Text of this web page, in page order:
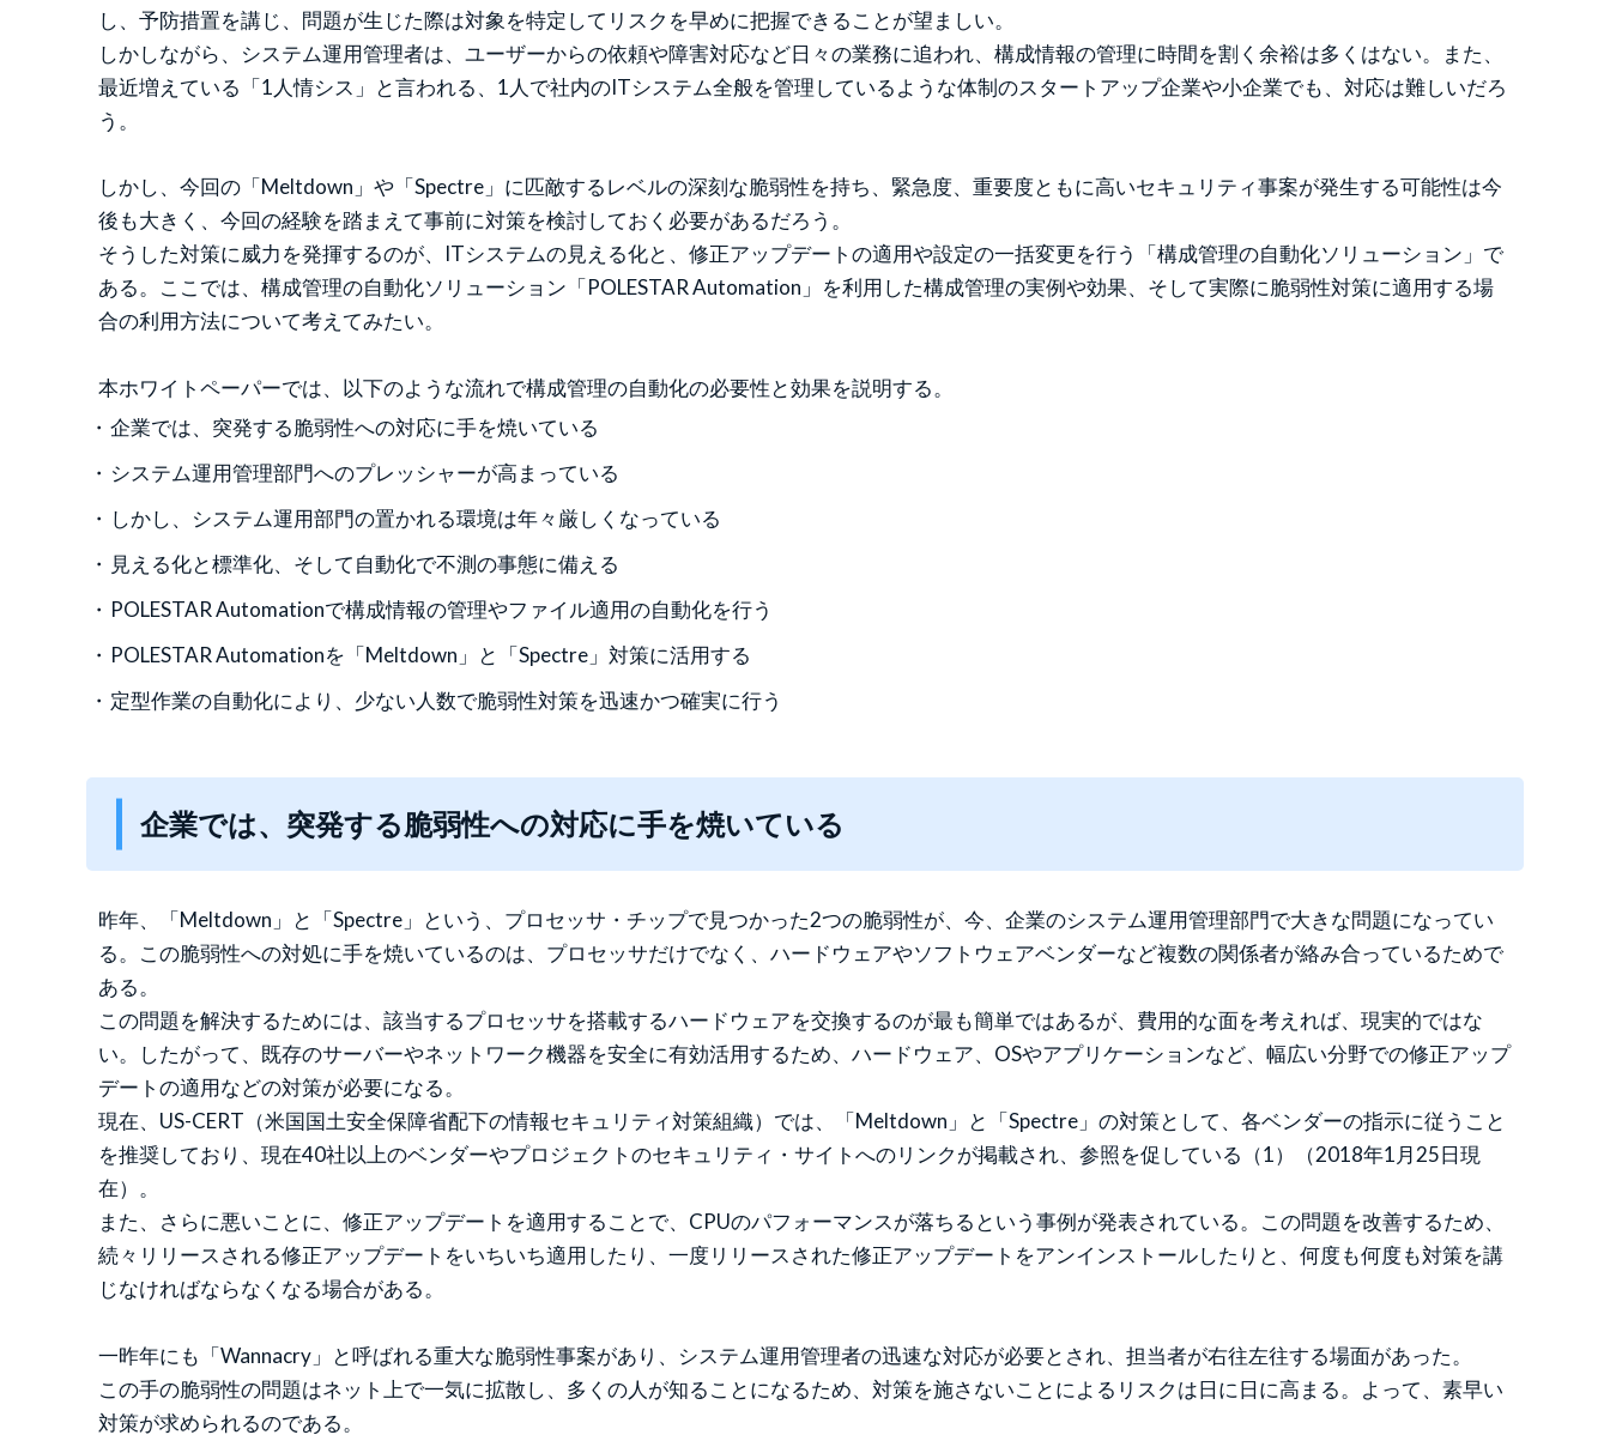
し、予防措置を講じ、問題が生じた際は対象を特定してリスクを早めに把握できることが望ましい。
しかしながら、システム運用管理者は、ユーザーからの依頼や障害対応など日々の業務に追われ、構成情報の管理に時間を割く余裕は多くはない。また、
最近増えている「1人情シス」と言われる、1人で社内のITシステム全般を管理しているような体制のスタートアップ企業や小企業でも、対応は難しいだろ
う。
しかし、今回の「Meltdown」や「Spectre」に匹敵するレベルの深刻な脆弱性を持ち、緊急度、重要度ともに高いセキュリティ事案が発生する可能性は今
後も大きく、今回の経験を踏まえて事前に対策を検討しておく必要があるだろう。
そうした対策に威力を発揮するのが、ITシステムの見える化と、修正アップデートの適用や設定の一括変更を行う「構成管理の自動化ソリューション」で
ある。ここでは、構成管理の自動化ソリューション「POLESTAR Automation」を利用した構成管理の実例や効果、そして実際に脆弱性対策に適用する場
合の利用方法について考えてみたい。
本ホワイトペーパーでは、以下のような流れで構成管理の自動化の必要性と効果を説明する。
企業では、突発する脆弱性への対応に手を焼いている
システム運用管理部門へのプレッシャーが高まっている
しかし、システム運用部門の置かれる環境は年々厳しくなっている
見える化と標準化、そして自動化で不測の事態に備える
POLESTAR Automationで構成情報の管理やファイル適用の自動化を行う
POLESTAR Automationを「Meltdown」と「Spectre」対策に活用する
定型作業の自動化により、少ない人数で脆弱性対策を迅速かつ確実に行う
企業では、突発する脆弱性への対応に手を焼いている
昨年、「Meltdown」と「Spectre」という、プロセッサ・チップで見つかった2つの脆弱性が、今、企業のシステム運用管理部門で大きな問題になってい
る。この脆弱性への対処に手を焼いているのは、プロセッサだけでなく、ハードウェアやソフトウェアベンダーなど複数の関係者が絡み合っているためで
ある。
この問題を解決するためには、該当するプロセッサを搭載するハードウェアを交換するのが最も簡単ではあるが、費用的な面を考えれば、現実的ではな
い。したがって、既存のサーバーやネットワーク機器を安全に有効活用するため、ハードウェア、OSやアプリケーションなど、幅広い分野での修正アップ
デートの適用などの対策が必要になる。
現在、US-CERT（米国国土安全保障省配下の情報セキュリティ対策組織）では、「Meltdown」と「Spectre」の対策として、各ベンダーの指示に従うこと
を推奨しており、現在40社以上のベンダーやプロジェクトのセキュリティ・サイトへのリンクが掲載され、参照を促している（1）（2018年1月25日現
在）。
また、さらに悪いことに、修正アップデートを適用することで、CPUのパフォーマンスが落ちるという事例が発表されている。この問題を改善するため、
続々リリースされる修正アップデートをいちいち適用したり、一度リリースされた修正アップデートをアンインストールしたりと、何度も何度も対策を講
じなければならなくなる場合がある。
一昨年にも「Wannacry」と呼ばれる重大な脆弱性事案があり、システム運用管理者の迅速な対応が必要とされ、担当者が右往左往する場面があった。
この手の脆弱性の問題はネット上で一気に拡散し、多くの人が知ることになるため、対策を施さないことによるリスクは日に日に高まる。よって、素早い
対策が求められるのである。